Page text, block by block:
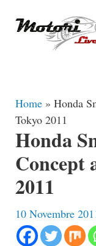
Home » Honda
Tokyo 2011
Honda
Concept
2011
10 Novembre